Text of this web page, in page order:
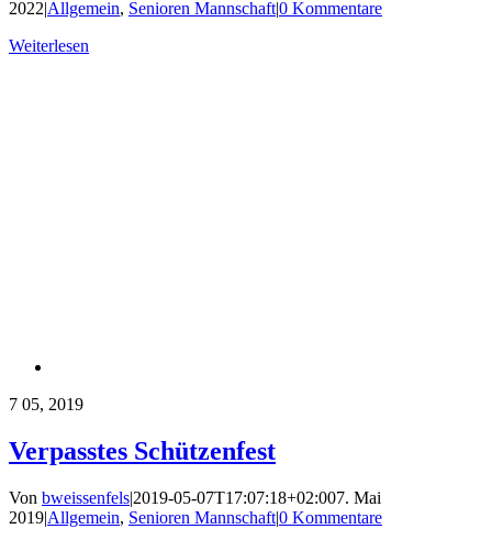
2022|Allgemein, Senioren Mannschaft|0 Kommentare
Weiterlesen
7 05, 2019
Verpasstes Schützenfest
Von bweissenfels|2019-05-07T17:07:18+02:007. Mai
2019|Allgemein, Senioren Mannschaft|0 Kommentare